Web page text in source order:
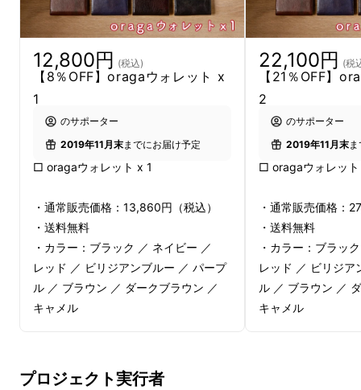
入れしやすい設計。
一度持つと手放せなくなる財布「oragaウォ
レット」を紹介します。
12,800円 (税込)
【8％OFF】oragaウォレット x
1
のサポーター
2019年11月末までにお届け予定
□ oragaウォレット x 1
・通常販売価格：13,860円（税込）
・送料無料
・カラー：ブラック ／ ネイビー ／
レッド ／ ビリジアンブルー ／ パープ
ル ／ ブラウン ／ ダークブラウン ／
キャメル
22,100円 (税
【21％OFF】
2
のサポーター
2019年11月末
□ oragaウォレッ
・通常販売価格：
・送料無料
・カラー：ブラッ
レッド ／ ビリジア
ル ／ ブラウン ／
キャメル
プロジェクト実行者